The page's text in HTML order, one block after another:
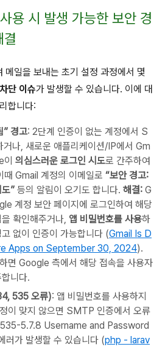
용 시 발생 가능한 보안 경
일을 보내는 초기 설정 과정에서 몇
단 이슈가 발생할 수 있습니다. 이에 대
합니다:
” 경고: 2단계 인증이 없는 계정에서 S
나, 새로운 애플리케이션/IP에서 Gm
의심스러운 로그인 시도로 간주하여
때 Gmail 계정의 이메일로 “보안 경고:
” 등의 알림이 오기도 합니다. 해결: G
계정 보안 페이지에 로그인하여 해당
확인해주거나, 앱 비밀번호를 사용하
없이 인증이 가능합니다 (Gmail Is D
Apps on September 30, 2024).
면 Google 측에서 해당 접속을 사용자
니다.
535 오류): 앱 비밀번호를 사용하지
이 맞지 않으면 SMTP 인증에서 오류
5.7.8 Username and Password
가 발생할 수 있습니다 (php - larav